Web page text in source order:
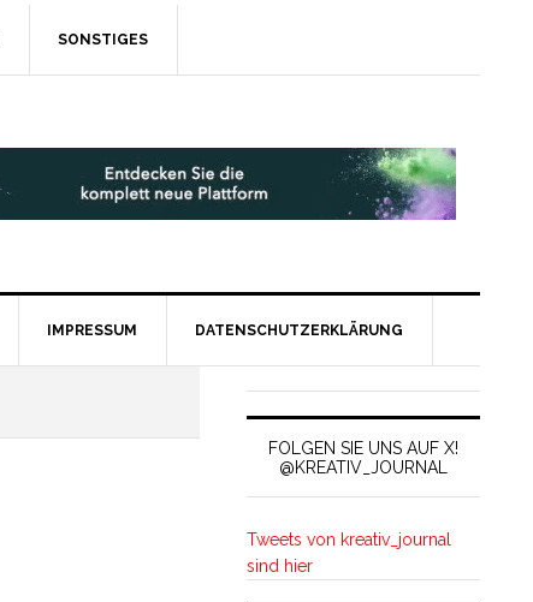
SONSTIGES
IMPRESSUM DATENSCHUTZERKLÄRUNG
FOLGEN SIE UNS AUF X!
@KREATIV_JOURNAL
Tweets von kreativ_journal
sind hier